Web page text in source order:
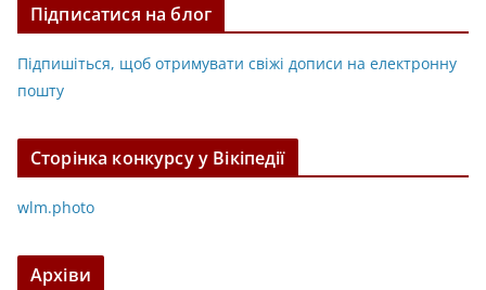
Підписатися на блог
Підпишіться, щоб отримувати свіжі дописи на електронну
пошту
Сторінка конкурсу у Вікіпедії
wlm.photo
Архіви